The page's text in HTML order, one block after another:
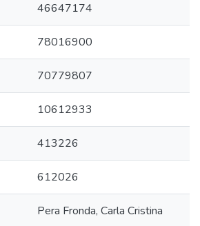
46647174
78016900
70779807
10612933
413226
612026
Pera Fronda, Carla Cristina